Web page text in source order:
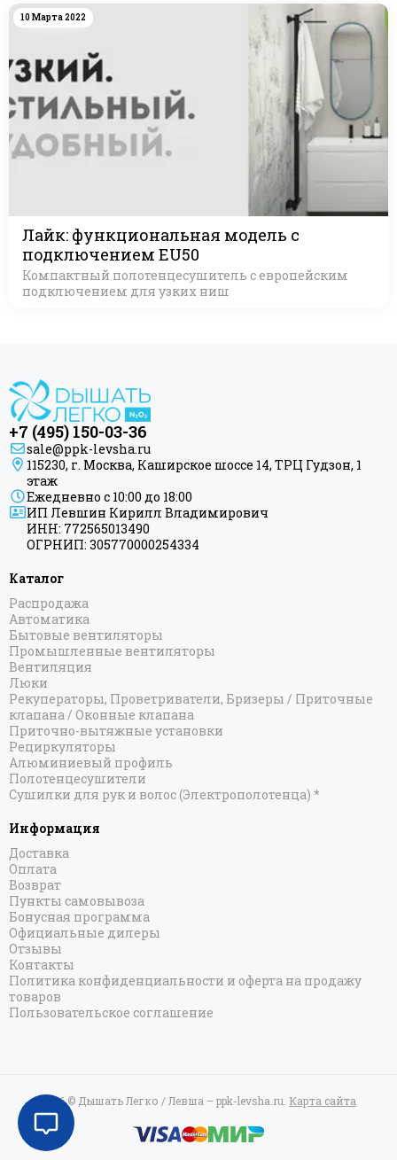
10 Марта 2022
Лайк: функциональная модель с
подключением EU50
Компактный полотенцесушитель с европейским
подключением для узких ниш
+7 (495) 150-03-36
sale@ppk-levsha.ru
115230, г. Москва, Каширское шоссе 14, ТРЦ Гудзон, 1
этаж
Ежедневно с 10:00 до 18:00
ИП Левшин Кирилл Владимирович
ИНН: 772565013490
ОГРНИП: 305770000254334
Каталог
Распродажа
Автоматика
Бытовые вентиляторы
Промышленные вентиляторы
Вентиляция
Люки
Рекуператоры, Проветриватели, Бризеры / Приточные
клапана / Оконные клапана
Приточно-вытяжные установки
Рециркуляторы
Алюминиевый профиль
Полотенцесушители
Сушилки для рук и волос (Электрополотенца) *
Информация
Доставка
Оплата
Возврат
Пункты самовывоза
Бонусная программа
Официальные дилеры
Отзывы
Контакты
Политика конфиденциальности и оферта на продажу
товаров
Пользовательское соглашение
2026 © Дышать Легко / Левша – ppk-levsha.ru. Карта сайта